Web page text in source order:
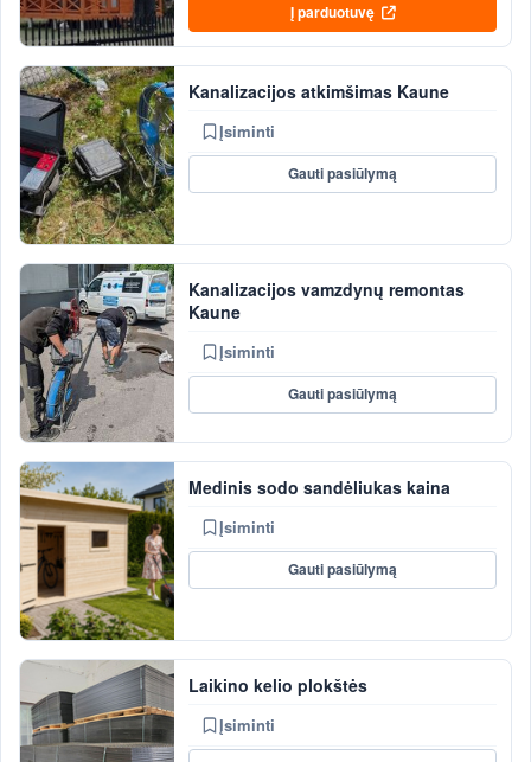
Į parduotuvę
Kanalizacijos atkimšimas Kaune
Įsiminti
Gauti pasiūlymą
Kanalizacijos vamzdynų remontas
Kaune
Įsiminti
Gauti pasiūlymą
Medinis sodo sandėliukas kaina
Įsiminti
Gauti pasiūlymą
Laikino kelio plokštės
Įsiminti